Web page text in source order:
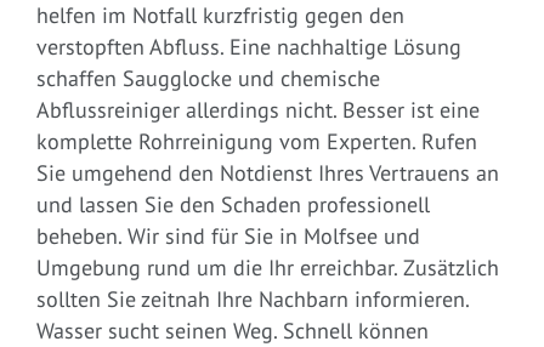
helfen im Notfall kurzfristig gegen den
verstopften Abfluss. Eine nachhaltige Lösung
schaffen Saugglocke und chemische
Abflussreiniger allerdings nicht. Besser ist eine
komplette Rohrreinigung vom Experten. Rufen
Sie umgehend den Notdienst Ihres Vertrauens an
und lassen Sie den Schaden professionell
beheben. Wir sind für Sie in Molfsee und
Umgebung rund um die Ihr erreichbar. Zusätzlich
sollten Sie zeitnah Ihre Nachbarn informieren.
Wasser sucht seinen Weg. Schnell können